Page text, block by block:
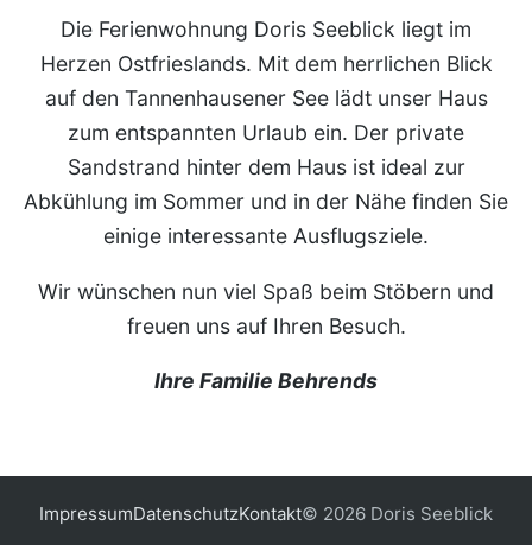
Die Ferienwohnung Doris Seeblick liegt im
Herzen Ostfrieslands. Mit dem herrlichen Blick
auf den Tannenhausener See lädt unser Haus
zum entspannten Urlaub ein. Der private
Sandstrand hinter dem Haus ist ideal zur
Abkühlung im Sommer und in der Nähe finden Sie
einige interessante Ausflugsziele.
Wir wünschen nun viel Spaß beim Stöbern und
freuen uns auf Ihren Besuch.
Ihre Familie Behrends
ImpressumDatenschutzKontakt© 2026 Doris Seeblick